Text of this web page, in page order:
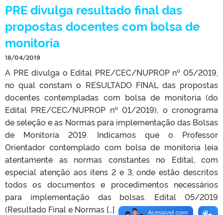
PRE divulga resultado final das
propostas docentes com bolsa de
monitoria
18/04/2019
A PRE divulga o Edital PRE/CEC/NUPROP nº 05/2019,
no qual constam o RESULTADO FINAL das propostas
docentes contempladas com bolsa de monitoria (do
Edital PRE/CEC/NUPROP nº 01/2019), o cronograma
de seleção e as Normas para implementação das Bolsas
de Monitoria 2019. Indicamos que o Professor
Orientador contemplado com bolsa de monitoria leia
atentamente as normas constantes no Edital, com
especial atenção aos itens 2 e 3, onde estão descritos
todos os documentos e procedimentos necessários
para implementação das bolsas. Edital 05/2019
(Resultado Final e Normas […]